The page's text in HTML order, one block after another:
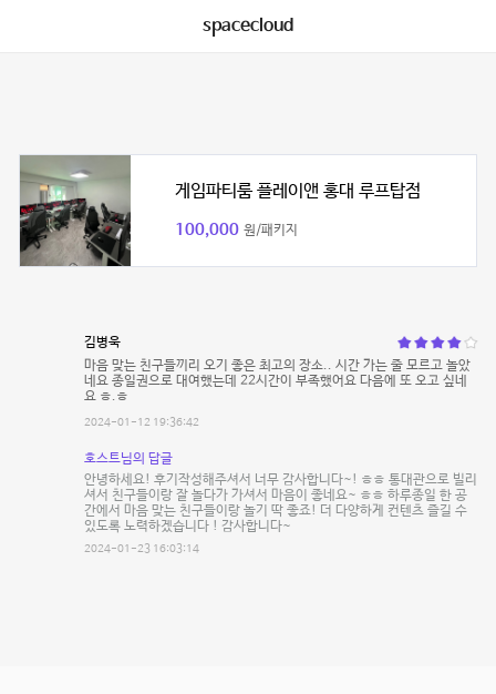
spacecloud
게임파티룸 플레이앤 홍대 루프탑점
100,000 원/패키지
김병욱
마음 맞는 친구들끼리 오기 좋은 최고의 장소.. 시간 가는 줄 모르고 놀았
네요 종일권으로 대여했는데 22시간이 부족했어요 다음에 또 오고 싶네
요 ㅎ.ㅎ
2024-01-12 19:36:42
호스트님의 답글
안녕하세요! 후기작성해주셔서 너무 감사합니다~! ㅎㅎ 통대관으로 빌리
셔서 친구들이랑 잘 놀다가 가셔서 마음이 좋네요~ ㅎㅎ 하루종일 한 공
간에서 마음 맞는 친구들이랑 놀기 딱 좋죠! 더 다양하게 컨텐츠 즐길 수
있도록 노력하겠습니다 ! 감사합니다~
2024-01-23 16:03:14